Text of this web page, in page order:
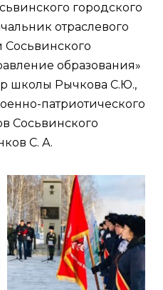
городского
отраслевого
образования»
школы Рычкова С.Ю.,
патриотического
Сосьвинского
С. А.